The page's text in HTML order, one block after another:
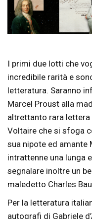
I primi due lotti che
incredibile rarità e
letteratura. Saranno
Marcel Proust alla
altrettanto rara
Voltaire che si sfoga
sua nipote ed amante
intrattenne una lunga
segnalare inoltre un
maledetto Charles
Per la letteratura
autografi di Gabriele